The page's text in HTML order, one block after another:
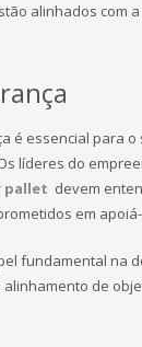
alinhados com
é essencial para o
líderes do
pallet devem
em
fundamental na
de